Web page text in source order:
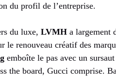
du profil de l’entreprise.
du luxe, LVMH a largement
le renouveau créatif des
emboîte le pas avec un
the board, Gucci comprise.